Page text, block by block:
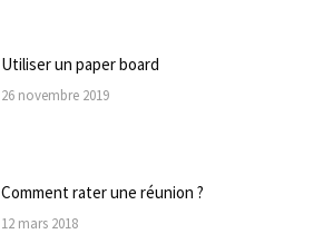
Utiliser un paper board
26 novembre 2019
Comment rater une réunion ?
12 mars 2018